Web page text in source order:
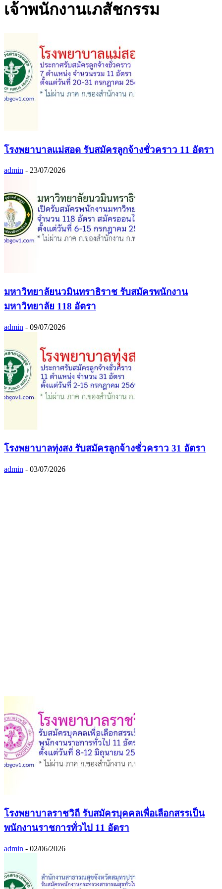
เจ้าพนักงานเภสัชกรรม
โรงพยาบาลแม่สอด รับสมัครลูกจ้างชั่วคราว 11 อัตรา
admin - 23/07/2026
มหาวิทยาลัยนวมินทราธิราช รับสมัครพนักงาน
มหาวิทยาลัย 118 อัตรา
admin - 09/07/2026
โรงพยาบาลทุ่งสง รับสมัครลูกจ้างชั่วคราว 31 อัตรา
admin - 03/07/2026
โรงพยาบาลราชวิถี รับสมัครบุคคลเพื่อเลือกสรรเป็น
พนักงานราชการทั่วไป 11 อัตรา
admin - 02/06/2026